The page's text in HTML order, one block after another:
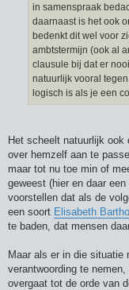
in samenspraak
daarnaast is het ook
bedenkt dit wel voor
ambtstermijn (ook al
clausule bij dat er
natuurlijk vooral
logisch is als je een
Het scheelt natuurlijk ook
over hemzelf aan te
maar tot nu toe min of
geweest (hier en daar
voorstellen dat als de
een soort Elisabeth
te baden, dat mensen
Maar als er in die situatie
verantwoording te
overgaat tot de orde van